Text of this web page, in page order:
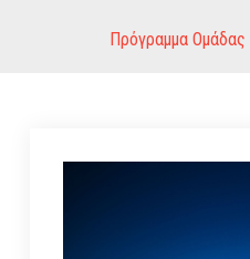
Πρόγραμμα